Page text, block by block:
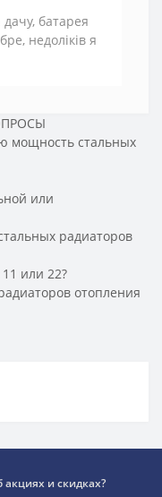
батарея
недоліків я
мощность стальных
или
радиаторов
или 22?
отопления
акциях и скидках?